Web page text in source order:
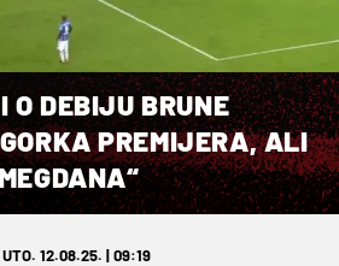
O DEBIJU BRUNE
PREMIJERA, ALI
12.08.25. | 09:19